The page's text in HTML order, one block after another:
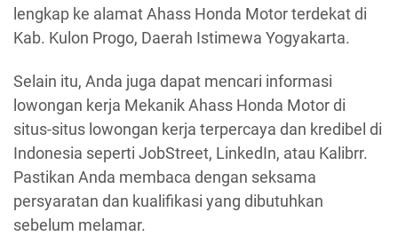
lengkap ke alamat Ahass Honda Motor terdekat di
Kab. Kulon Progo, Daerah Istimewa Yogyakarta.
Selain itu, Anda juga dapat mencari informasi
lowongan kerja Mekanik Ahass Honda Motor di
situs-situs lowongan kerja terpercaya dan kredibel di
Indonesia seperti JobStreet, LinkedIn, atau Kalibrr.
Pastikan Anda membaca dengan seksama
persyaratan dan kualifikasi yang dibutuhkan
sebelum melamar.